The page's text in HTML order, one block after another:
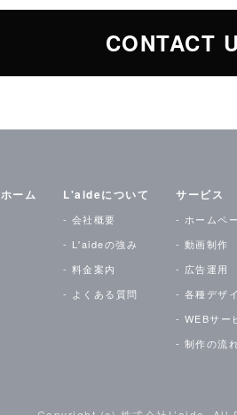
CONTACT
ホーム L'aideについて
会社概要
L'aideの強み
料金案内
よくある質問
サービス
ホームペ
動画制作
広告運用
各種デザ
WEBサー
制作の流れ